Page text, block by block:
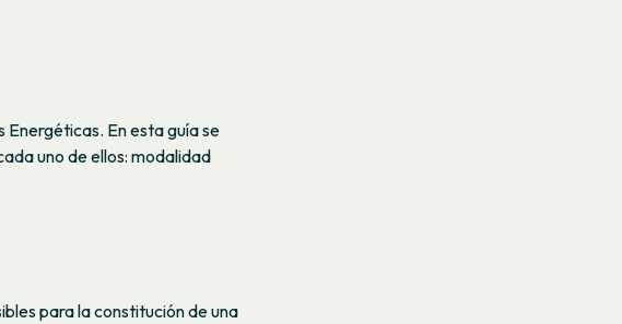
En esta guía se
uno de ellos: modalidad
para la constitución de una